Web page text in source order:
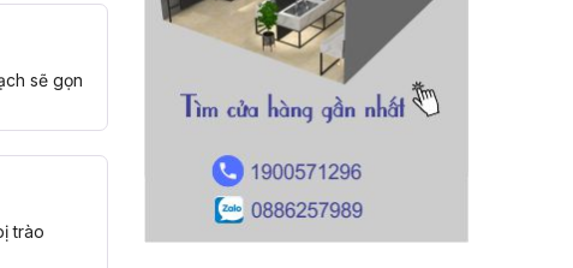
sẽ gọn
trào